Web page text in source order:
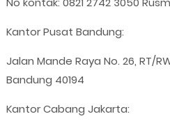
Kantor Pusat Bandung:
Jalan Mande Raya No. 26, RT/
Bandung 40194
Kantor Cabang Jakarta: